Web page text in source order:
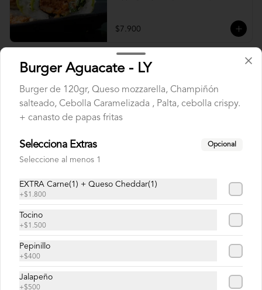
$7.900
Sushi Sin Arroz
Oriental Roll
Roll relleno de Salmon panko, camarón,
tempura, jalapeño, queso crema, cebolla,
Burger Aguacate - LY
Burger de 120gr, Queso mozzarella, Champiñón
salteado, Cebolla Caramelizada , Palta, cebolla crispy.
+ canasto de papas fritas
Selecciona Extras Opcional
Seleccione al menos 1
EXTRA Carne(1) + Queso Cheddar(1)
+$1.800
Tocino
+$1.500
Pepinillo
+$400
Jalapeño
+$500